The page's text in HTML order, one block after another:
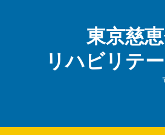
東京慈
リハビリテ